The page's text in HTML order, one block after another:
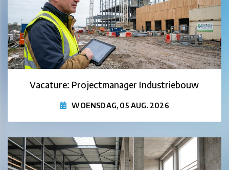
Vacature: Projectmanager Industriebouw
WOENSDAG, 05 AUG. 2026